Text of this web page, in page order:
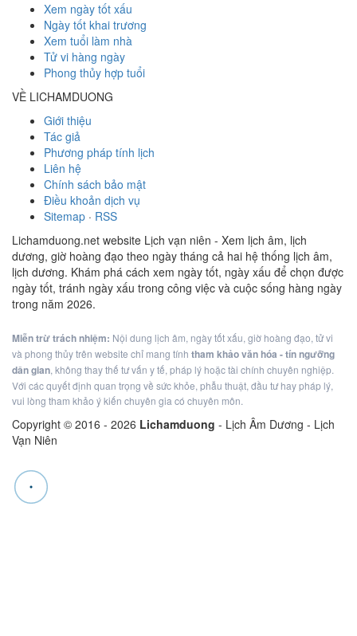
Xem ngày tốt xấu
Ngày tốt khai trương
Xem tuổi làm nhà
Tử vi hàng ngày
Phong thủy hợp tuổi
VỀ LICHAMDUONG
Giới thiệu
Tác giả
Phương pháp tính lịch
Liên hệ
Chính sách bảo mật
Điều khoản dịch vụ
Sitemap · RSS
Lichamduong.net website Lịch vạn niên - Xem lịch âm, lịch
dương, giờ hoàng đạo theo ngày tháng cả hai hệ thống lịch âm,
lịch dương. Khám phá cách xem ngày tốt, ngày xấu để chọn được
ngày tốt, tránh ngày xấu trong công việc và cuộc sống hàng ngày
trong năm 2026.
Miễn trừ trách nhiệm: Nội dung lịch âm, ngày tốt xấu, giờ hoàng đạo, tử vi
và phong thủy trên website chỉ mang tính tham khảo văn hóa - tín ngưỡng
dân gian, không thay thế tư vấn y tế, pháp lý hoặc tài chính chuyên nghiệp.
Với các quyết định quan trọng về sức khỏe, phẫu thuật, đầu tư hay pháp lý,
vui lòng tham khảo ý kiến chuyên gia có chuyên môn.
Copyright © 2016 - 2026 Lichamduong - Lịch Âm Dương - Lịch
Vạn Niên